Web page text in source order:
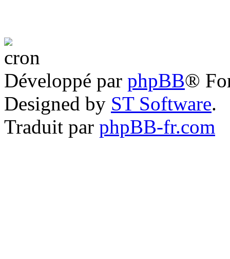
Développé par phpBB®
Designed by ST Software.
Traduit par phpBB-fr.com